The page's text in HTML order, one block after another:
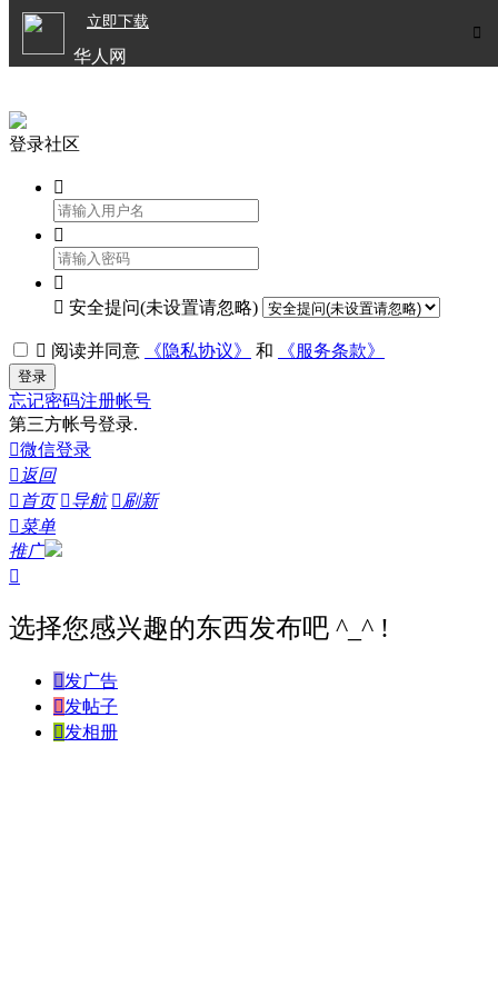

立即下载
华人网
登录社区



 安全提问(未设置请忽略)
 阅读并同意 《隐私协议》 和 《服务条款》
登录
忘记密码注册帐号
第三方帐号登录.
微信登录
 返回
 首页 导航 刷新
菜单
推广

选择您感兴趣的东西发布吧 ^_^ !
发广告
发帖子
发相册